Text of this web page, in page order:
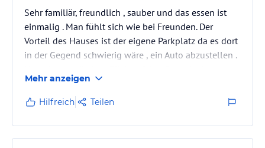
Sehr familiär, freundlich , sauber und das essen ist
einmalig . Man fühlt sich wie bei Freunden. Der
Vorteil des Hauses ist der eigene Parkplatz da es dort
in der Gegend schwierig wäre , ein Auto abzustellen .
Badesteg und kleinem Pool auf der Terasse .
Mehr anzeigen
Hilfreich Teilen